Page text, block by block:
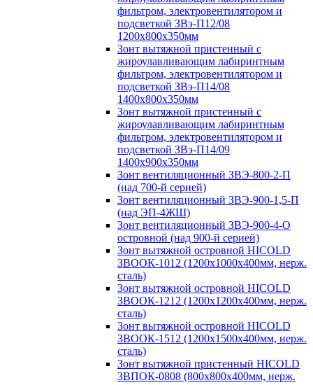
фильтром, электровентилятором и
подсветкой ЗВэ-П12/08
1200х800х350мм
Зонт вытяжной пристенный с
жироулавливающим лабиринтным
фильтром, электровентилятором и
подсветкой ЗВэ-П14/08
1400х800х350мм
Зонт вытяжной пристенный с
жироулавливающим лабиринтным
фильтром, электровентилятором и
подсветкой ЗВэ-П14/09
1400х900х350мм
Зонт вентиляционный ЗВЭ-800-2-П
(над 700-й серией)
Зонт вентиляционный ЗВЭ-900-1,5-П
(над ЭП-4ЖШ)
Зонт вентиляционный ЗВЭ-900-4-О
островной (над 900-й серией)
Зонт вытяжной островной HICOLD
ЗВООК-1012 (1200х1000х400мм, нерж.
сталь)
Зонт вытяжной островной HICOLD
ЗВООК-1212 (1200x1200x400мм, нерж.
сталь)
Зонт вытяжной островной HICOLD
ЗВООК-1512 (1200х1500х400мм, нерж.
сталь)
Зонт вытяжной пристенный HICOLD
ЗВПОК-0808 (800х800х400мм, нерж.